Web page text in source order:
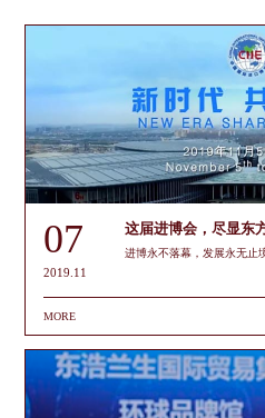
07
2019.11
这届进博会，尽显东
进博永不落幕，发展永无止
MORE